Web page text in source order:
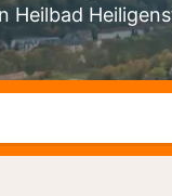
Heilbad